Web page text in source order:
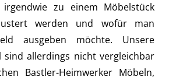
zu einem Möbelstück
werden und wofür man
ausgeben möchte. Unsere
sind allerdings nicht vergleichbar
Bastler-Heimwerker Möbeln,